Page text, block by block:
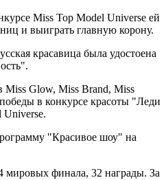
Miss Top Model Universe ей
и выиграть главную корону.
красавица была удостоена
Miss Glow, Miss Brand, Miss
в конкурсе красоты "Леди
Universe.
"Красивое шоу" на
мировых финала, 32 награды. За